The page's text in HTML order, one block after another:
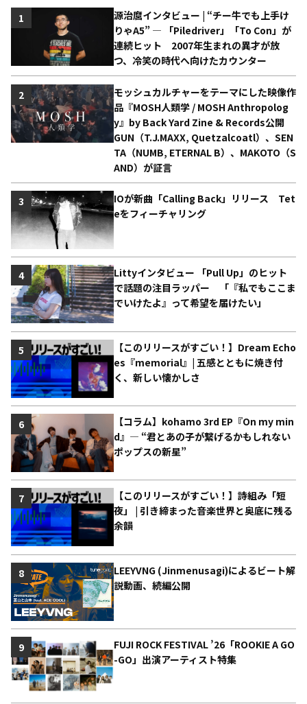
源治麿インタビュー | “チー牛でも上手け
りゃA5” ― 「Piledriver」「To Con」が
連続ヒット 2007年生まれの異才が放
つ、冷笑の時代へ向けたカウンター
1
モッシュカルチャーをテーマにした映像作
品『MOSH人類学 / MOSH Anthropolog
y』by Back Yard Zine & Records公開
GUN（T.J.MAXX, Quetzalcoatl）、SEN
TA（NUMB, ETERNAL B）、MAKOTO（S
AND）が証言
2
IOが新曲「Calling Back」リリース Tet
eをフィーチャリング
3
Littyインタビュー 「Pull Up」のヒット
で話題の注目ラッパー 「『私でもここま
でいけたよ』って希望を届けたい」
4
【このリリースがすごい！】Dream Echo
es『memorial』| 五感とともに焼き付
く、新しい懐かしさ
5
【コラム】kohamo 3rd EP『On my min
d』― “君とあの子が繋げるかもしれない
ポップスの新星”
6
【このリリースがすごい！】詩組み「短
夜」 | 引き締まった音楽世界と奥底に残る
余韻
7
LEEYVNG (Jinmenusagi)によるビート解
説動画、続編公開
8
FUJI ROCK FESTIVAL ’26「ROOKIE A GO
-GO」出演アーティスト特集
9